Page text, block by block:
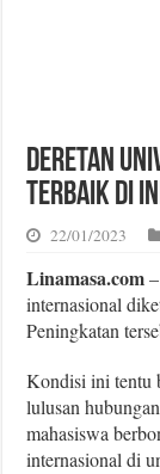
Deretan
Terbaik di
22/01/2023
Linamasa.com
internasional
Peningkatan
Kondisi ini tentu
lulusan
mahasiswa
internasional di